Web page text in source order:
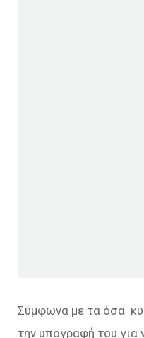
Σύμφωνα με τα όσα
την υπογραφή του για